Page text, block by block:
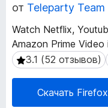
от Teleparty Team
Watch Netflix,
Amazon Prime
3.1 (52 отзывов)
3.1 (52 отзывов)
Скачать
н
н
ы
е
р